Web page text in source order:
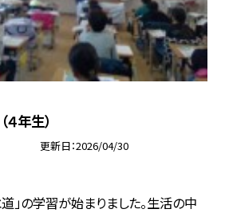
４年生）
更新日 2026/04/30
」の学習が始まりました。生活の中